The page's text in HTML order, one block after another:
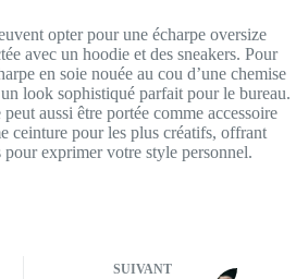
opter pour une écharpe oversize
avec un hoodie et des sneakers. Pour
en soie nouée au cou d’une chemise
look sophistiqué parfait pour le bureau.
aussi être portée comme accessoire
ceinture pour les plus créatifs, offrant
exprimer votre style personnel.
SUIVANT